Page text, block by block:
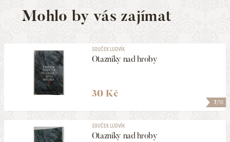
Mohlo by vás zajímat
7/10
SOUČEK LUDVÍK
Otazníky nad hroby
30 Kč
SOUČEK LUDVÍK
Otazníky nad hroby